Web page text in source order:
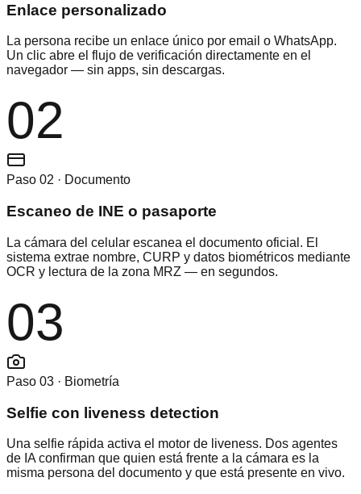
Enlace personalizado
La persona recibe un enlace único por email o WhatsApp.
Un clic abre el flujo de verificación directamente en el
navegador — sin apps, sin descargas.
02
Paso 02 · Documento
Escaneo de INE o pasaporte
La cámara del celular escanea el documento oficial. El
sistema extrae nombre, CURP y datos biométricos mediante
OCR y lectura de la zona MRZ — en segundos.
03
Paso 03 · Biometría
Selfie con liveness detection
Una selfie rápida activa el motor de liveness. Dos agentes
de IA confirman que quien está frente a la cámara es la
misma persona del documento y que está presente en vivo.